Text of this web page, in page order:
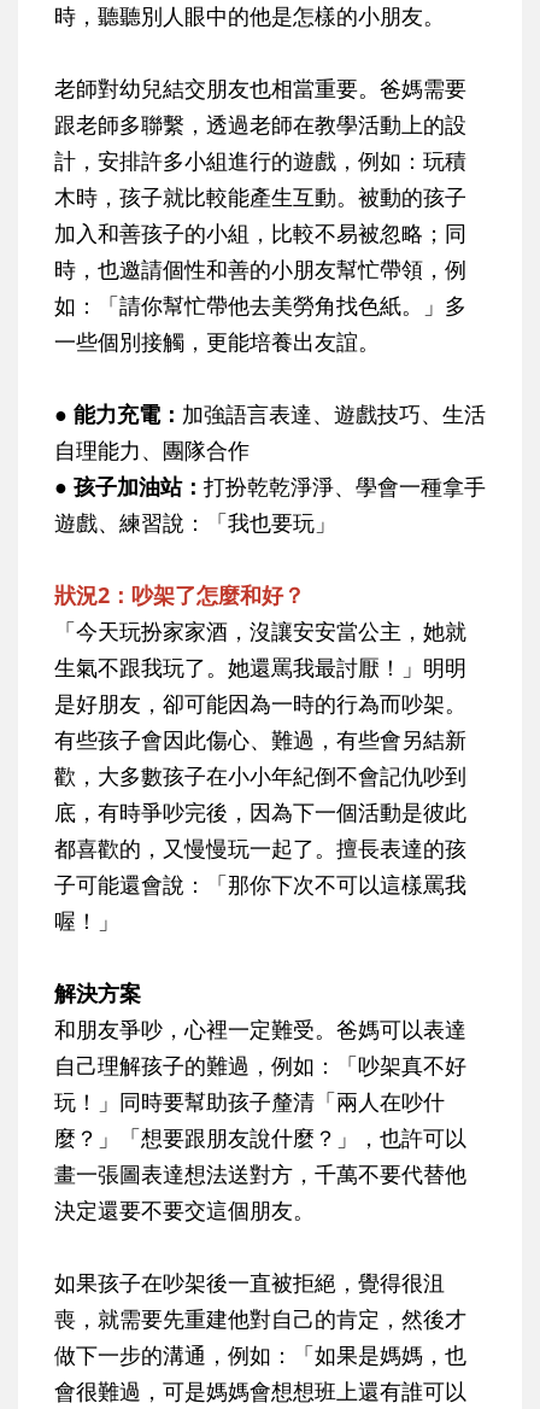
時，聽聽別人眼中的他是怎樣的小朋友。
老師對幼兒結交朋友也相當重要。爸媽需要
跟老師多聯繫，透過老師在教學活動上的設
計，安排許多小組進行的遊戲，例如：玩積
木時，孩子就比較能產生互動。被動的孩子
加入和善孩子的小組，比較不易被忽略；同
時，也邀請個性和善的小朋友幫忙帶領，例
如：「請你幫忙帶他去美勞角找色紙。」多
一些個別接觸，更能培養出友誼。
● 能力充電： 加強語言表達、遊戲技巧、生活
自理能力、團隊合作
● 孩子加油站： 打扮乾乾淨淨、學會一種拿手
遊戲、練習說：「我也要玩」
狀況2：吵架了怎麼和好？
「今天玩扮家家酒，沒讓安安當公主，她就
生氣不跟我玩了。她還罵我最討厭！」明明
是好朋友，卻可能因為一時的行為而吵架。
有些孩子會因此傷心、難過，有些會另結新
歡，大多數孩子在小小年紀倒不會記仇吵到
底，有時爭吵完後，因為下一個活動是彼此
都喜歡的，又慢慢玩一起了。擅長表達的孩
子可能還會說：「那你下次不可以這樣罵我
喔！」
解決方案
和朋友爭吵，心裡一定難受。爸媽可以表達
自己理解孩子的難過，例如：「吵架真不好
玩！」同時要幫助孩子釐清「兩人在吵什
麼？」「想要跟朋友說什麼？」，也許可以
畫一張圖表達想法送對方，千萬不要代替他
決定還要不要交這個朋友。
如果孩子在吵架後一直被拒絕，覺得很沮
喪，就需要先重建他對自己的肯定，然後才
做下一步的溝通，例如：「如果是媽媽，也
會很難過，可是媽媽會想想班上還有誰可以